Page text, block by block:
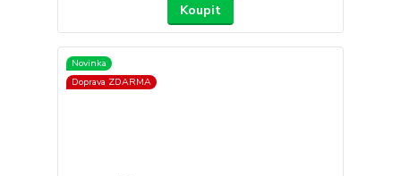
Koupit
Novinka
Doprava ZDARMA